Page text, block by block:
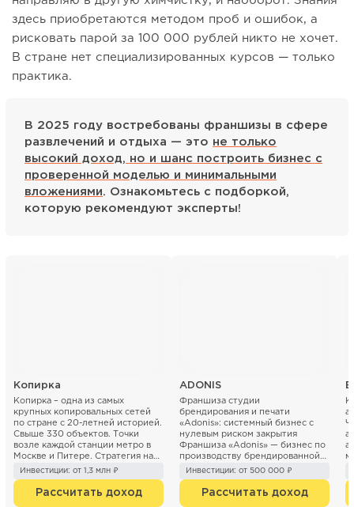
здесь приобретаются методом проб и ошибок, а
рисковать парой за 100 000 рублей никто не хочет.
В стране нет специализированных курсов — только
практика.
В 2025 году востребованы франшизы в сфере
развлечений и отдыха — это не только
высокий доход, но и шанс построить бизнес с
проверенной моделью и минимальными
вложениями. Ознакомьтесь с подборкой,
которую рекомендуют эксперты!
Копирка
Копирка – одна из самых
крупных копировальных сетей
по стране с 20-летней историей.
Свыше 330 объектов. Точки
возле каждой станции метро в
Москве и Питере. Стратегия на
ближайшие 3 года ...
Инвестиции: от 1,3 млн ₽
Рассчитать доход
ADONIS
Франшиза студии
брендирования и печати
«Adonis»: системный бизнес с
нулевым риском закрытия
Франшиза «Adonis» — бизнес по
производству брендированной
продукции (печать...
Инвестиции: от 500 000 ₽
Рассчитать доход